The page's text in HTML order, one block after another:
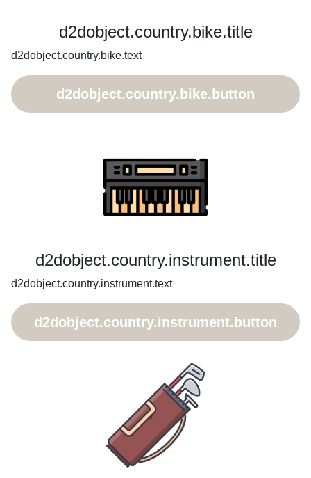
d2dobject.country.bike.title
d2dobject.country.bike.text
d2dobject.country.bike.button
d2dobject.country.instrument.title
d2dobject.country.instrument.text
d2dobject.country.instrument.button